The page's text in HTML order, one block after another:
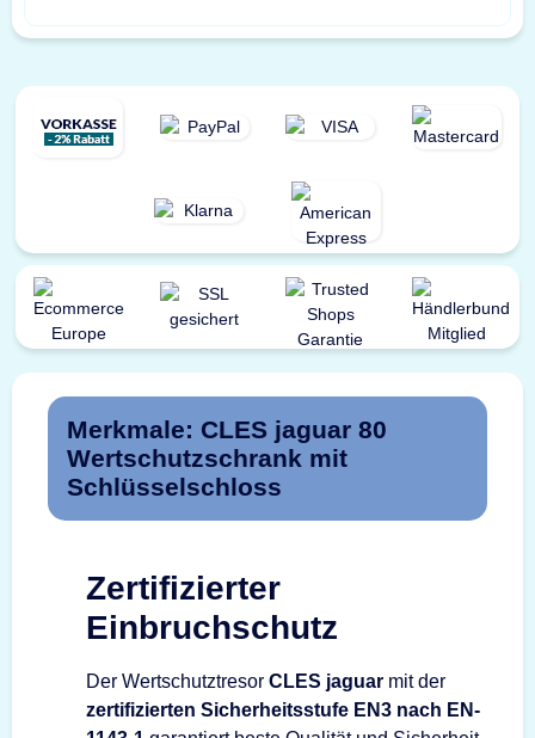
Merkmale: CLES jaguar 80
Wertschutzschrank mit
Schlüsselschloss
Zertifizierter
Einbruchschutz
Der Wertschutztresor CLES jaguar mit der
zertifizierten Sicherheitsstufe EN3 nach EN-